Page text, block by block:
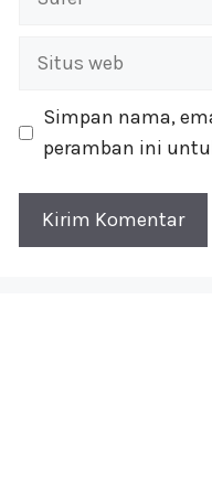
Situs
Simpan nama,
peramban ini